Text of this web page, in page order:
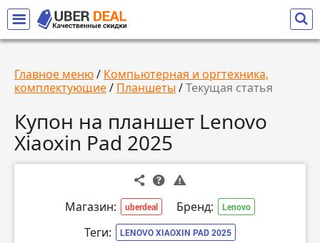
Главное меню/ Компьютерная и оргтехника,
комплектующие/ Планшеты /Текущая статья
Купон на планшет Lenovo
Xiaoxin Pad 2025
Магазин: uberdeal Бренд: Lenovo
Теги: LENOVO XIAOXIN PAD 2025